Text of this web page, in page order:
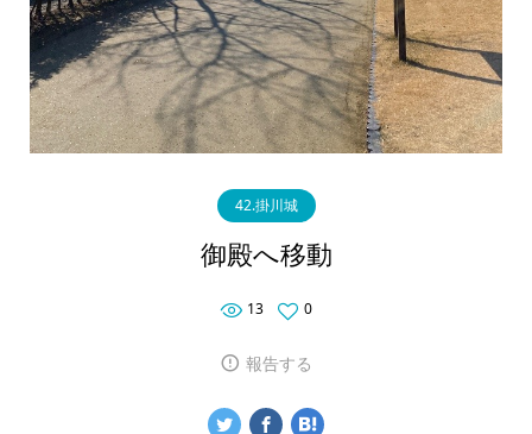
42.掛川城
御殿へ移動
13 0
報告する